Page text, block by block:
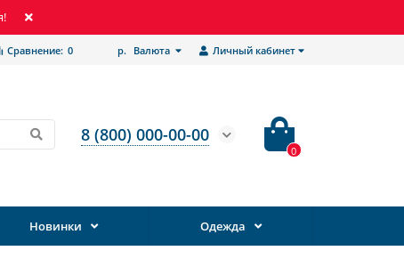
Личный кабинет
р. Валюта
Сравнение: 0
8 (800) 000-00-00
0
Новинки Одежда